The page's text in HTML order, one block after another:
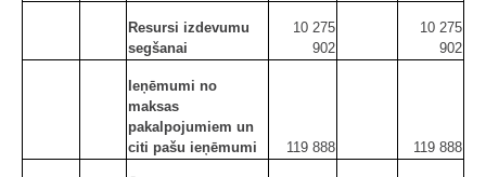
Resursi izdevumu
segšanai
10 275
902
10 275
902
Ieņēmumi no
maksas
pakalpojumiem un
citi pašu ieņēmumi
119 888 119 888